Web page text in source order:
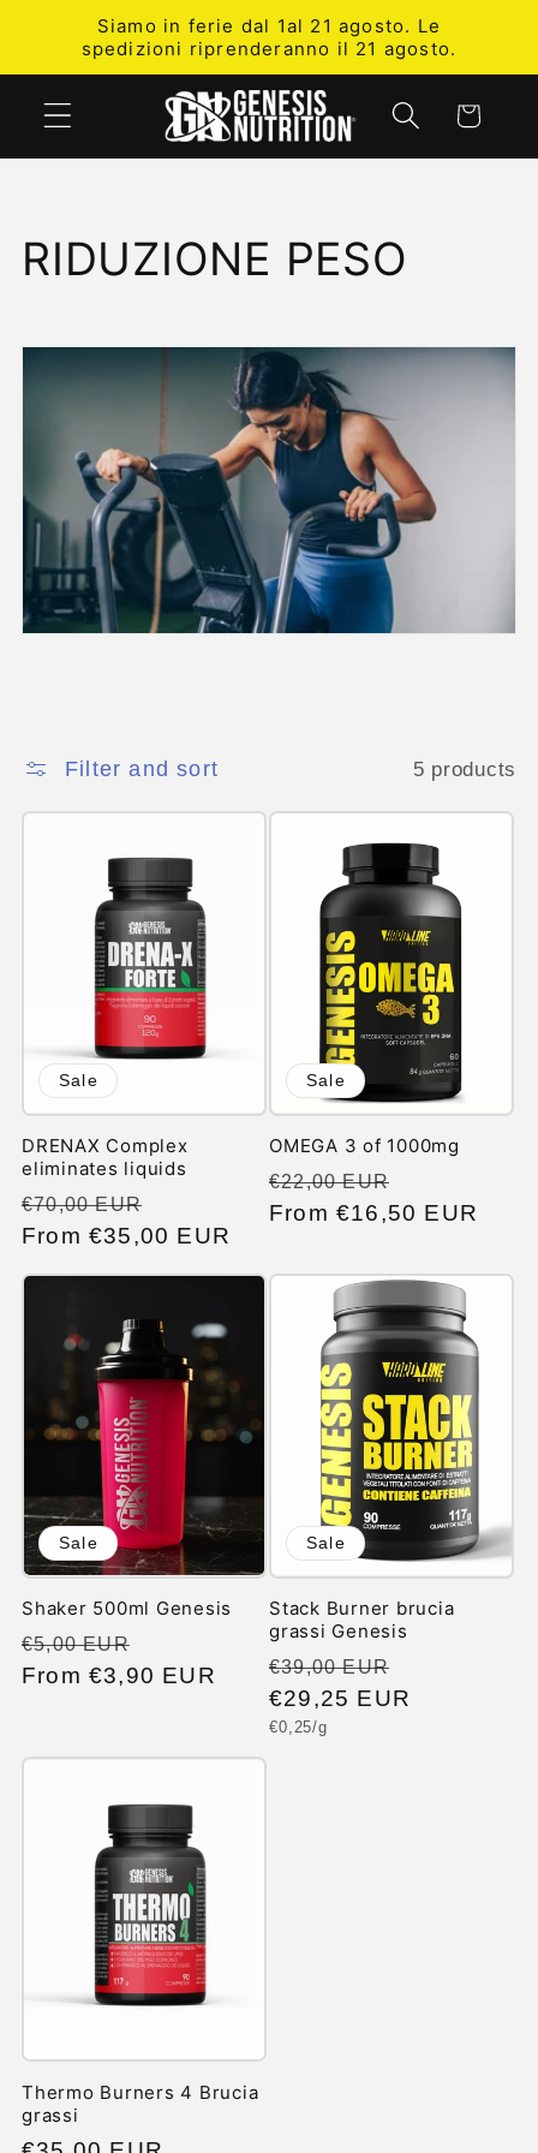
Skip to
content
Siamo in ferie dal 1al 21 agosto. Le
spedizioni riprenderanno il 21 agosto.
Cart
C
l
e
c
t
n
:
RIDUZIONE PESO
Filter and sort 5 products
Sale
DRENAX Complex
eliminates liquids
Regular
price
€70,00 EUR
price
From €35,00 EUR
Sale
OMEGA 3 of 1000mg
Regular
price
€22,00 EUR
price
From €16,50 EUR
Sale
Shaker 500ml Genesis
Regular
price
€5,00 EUR
price
From €3,90 EUR
Sale
Stack Burner brucia
grassi Genesis
Regular
price
€39,00 EUR
price
€29,25 EUR
Unit
€0,25/g
Thermo Burners 4 Brucia
grassi